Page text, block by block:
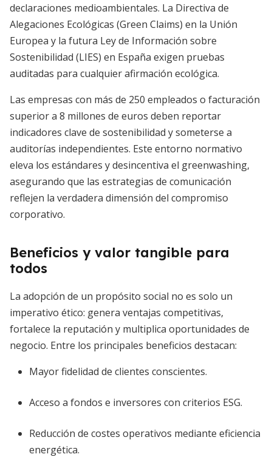
declaraciones medioambientales. La Directiva de
Alegaciones Ecológicas (Green Claims) en la Unión
Europea y la futura Ley de Información sobre
Sostenibilidad (LIES) en España exigen pruebas
auditadas para cualquier afirmación ecológica.
Las empresas con más de 250 empleados o facturación
superior a 8 millones de euros deben reportar
indicadores clave de sostenibilidad y someterse a
auditorías independientes. Este entorno normativo
eleva los estándares y desincentiva el greenwashing,
asegurando que las estrategias de comunicación
reflejen la verdadera dimensión del compromiso
corporativo.
Beneficios y valor tangible para
todos
La adopción de un propósito social no es solo un
imperativo ético: genera ventajas competitivas,
fortalece la reputación y multiplica oportunidades de
negocio. Entre los principales beneficios destacan:
Mayor fidelidad de clientes conscientes.
Acceso a fondos e inversores con criterios ESG.
Reducción de costes operativos mediante eficiencia
energética.